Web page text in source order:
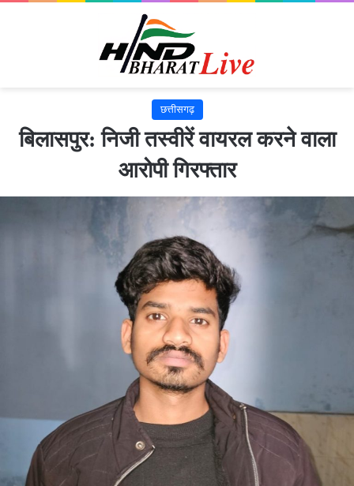
छत्तीसगढ़
बिलासपुर: निजी तस्वीरें वायरल करने वाला
आरोपी गिरफ्तार